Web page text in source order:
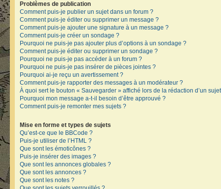
Problèmes de publication
Comment puis-je publier un sujet dans un forum ?
Comment puis-je éditer ou supprimer un message ?
Comment puis-je ajouter une signature à un message ?
Comment puis-je créer un sondage ?
Pourquoi ne puis-je pas ajouter plus d’options à un sondage ?
Comment puis-je éditer ou supprimer un sondage ?
Pourquoi ne puis-je pas accéder à un forum ?
Pourquoi ne puis-je pas insérer de pièces jointes ?
Pourquoi ai-je reçu un avertissement ?
Comment puis-je rapporter des messages à un modérateur ?
À quoi sert le bouton « Sauvegarder » affiché lors de la rédaction d’un
Pourquoi mon message a-t-il besoin d’être approuvé ?
Comment puis-je remonter mes sujets ?
Mise en forme et types de sujets
Qu’est-ce que le BBCode ?
Puis-je utiliser de l’HTML ?
Que sont les émoticônes ?
Puis-je insérer des images ?
Que sont les annonces globales ?
Que sont les annonces ?
Que sont les notes ?